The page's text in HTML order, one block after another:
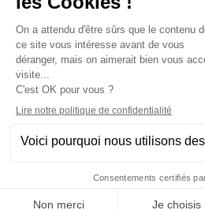
Nous contacter
Mention légales
Conditions générales de vente
Paiement sécurisé